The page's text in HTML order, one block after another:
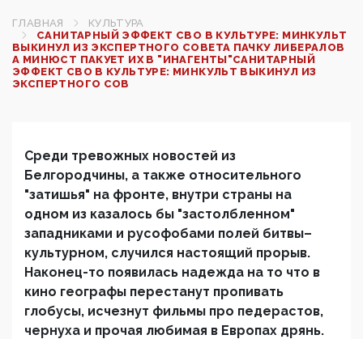
ГЛАВНАЯ
КУЛЬТУРА
САНИТАРНЫЙ ЭФФЕКТ СВО В КУЛЬТУРЕ: МИНКУЛЬТ
ВЫКИНУЛ ИЗ ЭКСПЕРТНОГО СОВЕТА ПАЧКУ ЛИБЕРАЛОВ
А МИНЮСТ ПАКУЕТ ИХ В "ИНАГЕНТЫ"САНИТАРНЫЙ
ЭФФЕКТ СВО В КУЛЬТУРЕ: МИНКУЛЬТ ВЫКИНУЛ ИЗ
ЭКСПЕРТНОГО СОВ
Среди тревожных новостей из
Белгородчины, а также относительного
"затишья" на фронте, внутри страны на
одном из казалось бы "застолбленном"
западниками и русофобами полей битвы–
культурном, случился настоящий прорыв.
Наконец-то появилась надежда на то что в
кино географы перестанут пропивать
глобусы, исчезнут фильмы про педерастов,
чернуха и прочая любимая в Европах дрянь.